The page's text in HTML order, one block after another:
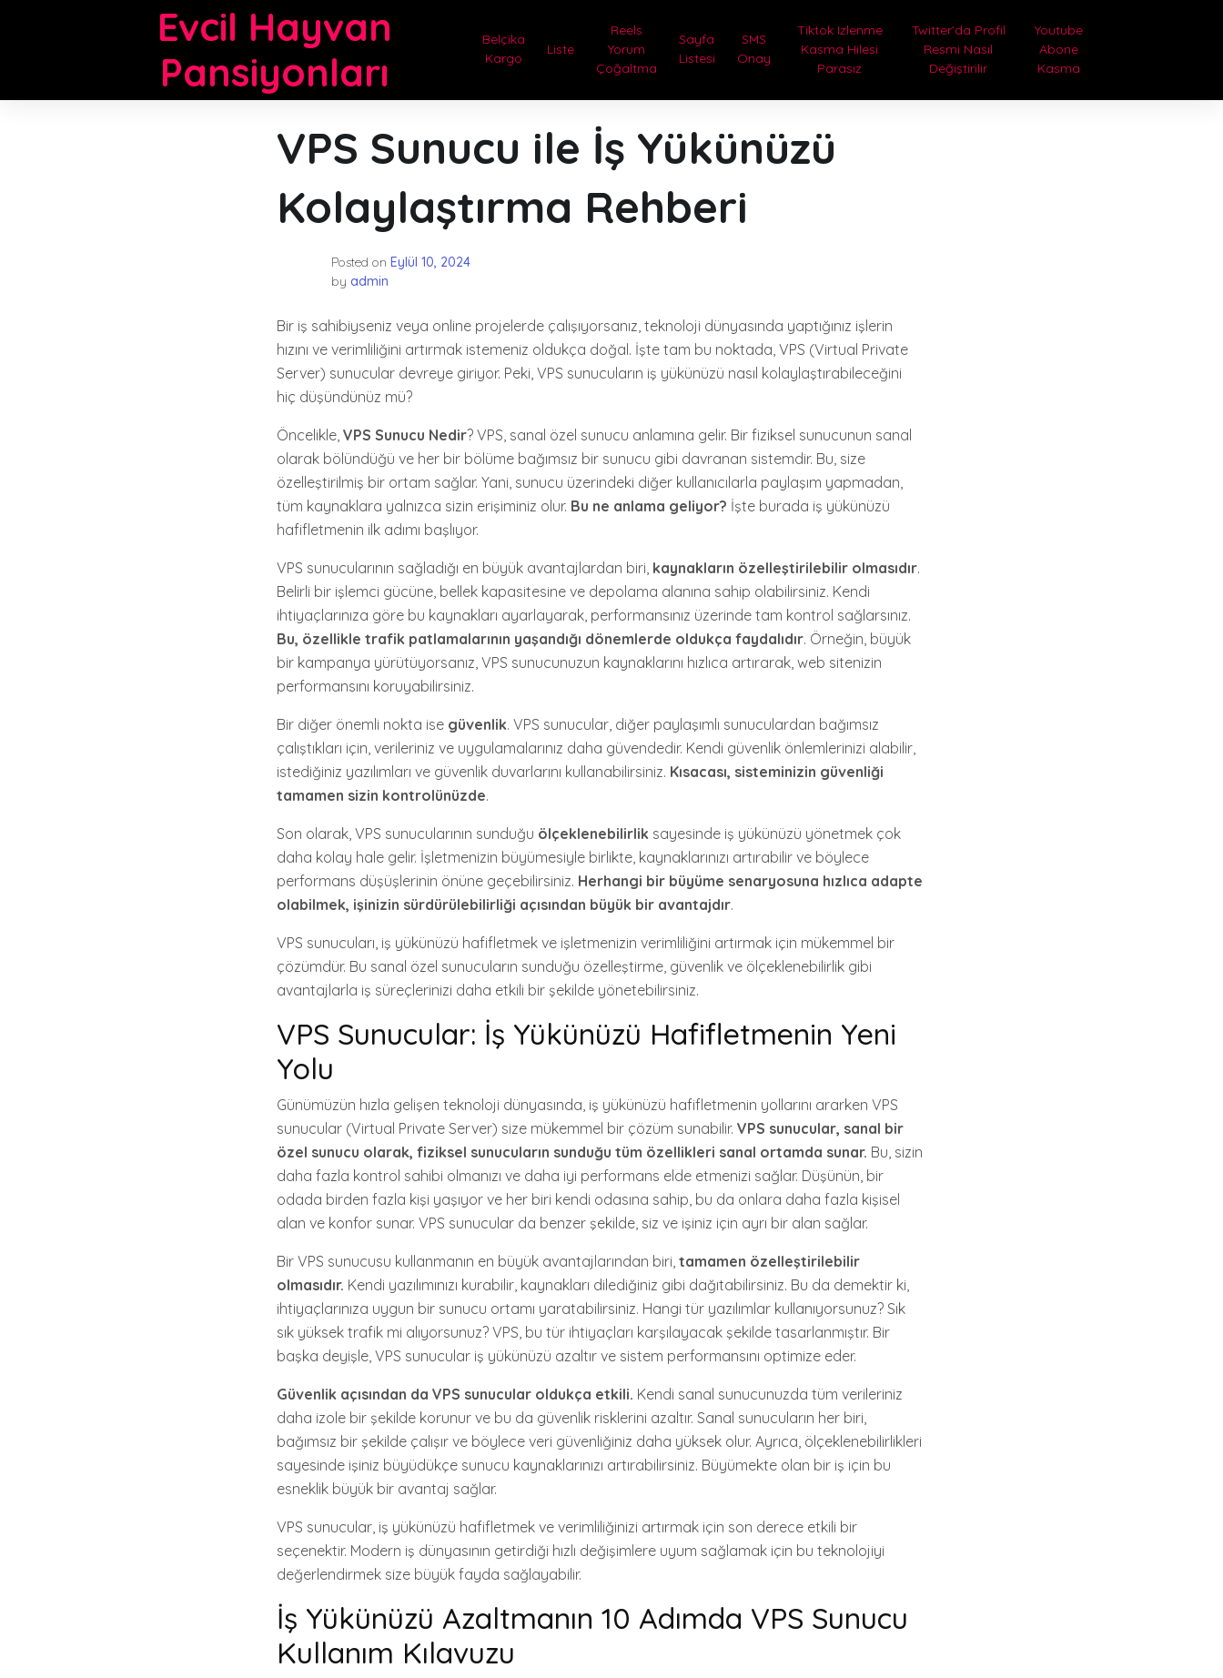
Evcil Hayvan
Pansiyonları
Belçika
Kargo
Liste
Reels
Yorum
Çoğaltma
Sayfa
Listesi
SMS
Onay
Tiktok Izlenme
Kasma Hilesi
Parasız
Twitter’da Profil
Resmi Nasıl
Değiştirilir
Youtube
Abone
Kasma
VPS Sunucu ile İş Yükünüzü
Kolaylaştırma Rehberi
Posted on Eylül 10, 2024
by admin
Bir iş sahibiyseniz veya online projelerde çalışıyorsanız, teknoloji dünyasında yaptığınız işlerin
hızını ve verimliliğini artırmak istemeniz oldukça doğal. İşte tam bu noktada, VPS (Virtual Private
Server) sunucular devreye giriyor. Peki, VPS sunucuların iş yükünüzü nasıl kolaylaştırabileceğini
hiç düşündünüz mü?
Öncelikle, VPS Sunucu Nedir? VPS, sanal özel sunucu anlamına gelir. Bir fiziksel sunucunun sanal
olarak bölündüğü ve her bir bölüme bağımsız bir sunucu gibi davranan sistemdir. Bu, size
özelleştirilmiş bir ortam sağlar. Yani, sunucu üzerindeki diğer kullanıcılarla paylaşım yapmadan,
tüm kaynaklara yalnızca sizin erişiminiz olur. Bu ne anlama geliyor? İşte burada iş yükünüzü
hafifletmenin ilk adımı başlıyor.
VPS sunucularının sağladığı en büyük avantajlardan biri, kaynakların özelleştirilebilir olmasıdır.
Belirli bir işlemci gücüne, bellek kapasitesine ve depolama alanına sahip olabilirsiniz. Kendi
ihtiyaçlarınıza göre bu kaynakları ayarlayarak, performansınız üzerinde tam kontrol sağlarsınız.
Bu, özellikle trafik patlamalarının yaşandığı dönemlerde oldukça faydalıdır. Örneğin, büyük
bir kampanya yürütüyorsanız, VPS sunucunuzun kaynaklarını hızlıca artırarak, web sitenizin
performansını koruyabilirsiniz.
Bir diğer önemli nokta ise güvenlik. VPS sunucular, diğer paylaşımlı sunuculardan bağımsız
çalıştıkları için, verileriniz ve uygulamalarınız daha güvendedir. Kendi güvenlik önlemlerinizi alabilir,
istediğiniz yazılımları ve güvenlik duvarlarını kullanabilirsiniz. Kısacası, sisteminizin güvenliği
tamamen sizin kontrolünüzde.
Son olarak, VPS sunucularının sunduğu ölçeklenebilirlik sayesinde iş yükünüzü yönetmek çok
daha kolay hale gelir. İşletmenizin büyümesiyle birlikte, kaynaklarınızı artırabilir ve böylece
performans düşüşlerinin önüne geçebilirsiniz. Herhangi bir büyüme senaryosuna hızlıca adapte
olabilmek, işinizin sürdürülebilirliği açısından büyük bir avantajdır.
VPS sunucuları, iş yükünüzü hafifletmek ve işletmenizin verimliliğini artırmak için mükemmel bir
çözümdür. Bu sanal özel sunucuların sunduğu özelleştirme, güvenlik ve ölçeklenebilirlik gibi
avantajlarla iş süreçlerinizi daha etkili bir şekilde yönetebilirsiniz.
VPS Sunucular: İş Yükünüzü Hafifletmenin Yeni
Yolu
Günümüzün hızla gelişen teknoloji dünyasında, iş yükünüzü hafifletmenin yollarını ararken VPS
sunucular (Virtual Private Server) size mükemmel bir çözüm sunabilir. VPS sunucular, sanal bir
özel sunucu olarak, fiziksel sunucuların sunduğu tüm özellikleri sanal ortamda sunar. Bu, sizin
daha fazla kontrol sahibi olmanızı ve daha iyi performans elde etmenizi sağlar. Düşünün, bir
odada birden fazla kişi yaşıyor ve her biri kendi odasına sahip, bu da onlara daha fazla kişisel
alan ve konfor sunar. VPS sunucular da benzer şekilde, siz ve işiniz için ayrı bir alan sağlar.
Bir VPS sunucusu kullanmanın en büyük avantajlarından biri, tamamen özelleştirilebilir
olmasıdır. Kendi yazılımınızı kurabilir, kaynakları dilediğiniz gibi dağıtabilirsiniz. Bu da demektir ki,
ihtiyaçlarınıza uygun bir sunucu ortamı yaratabilirsiniz. Hangi tür yazılımlar kullanıyorsunuz? Sık
sık yüksek trafik mi alıyorsunuz? VPS, bu tür ihtiyaçları karşılayacak şekilde tasarlanmıştır. Bir
başka deyişle, VPS sunucular iş yükünüzü azaltır ve sistem performansını optimize eder.
Güvenlik açısından da VPS sunucular oldukça etkili. Kendi sanal sunucunuzda tüm verileriniz
daha izole bir şekilde korunur ve bu da güvenlik risklerini azaltır. Sanal sunucuların her biri,
bağımsız bir şekilde çalışır ve böylece veri güvenliğiniz daha yüksek olur. Ayrıca, ölçeklenebilirlikleri
sayesinde işiniz büyüdükçe sunucu kaynaklarınızı artırabilirsiniz. Büyümekte olan bir iş için bu
esneklik büyük bir avantaj sağlar.
VPS sunucular, iş yükünüzü hafifletmek ve verimliliğinizi artırmak için son derece etkili bir
seçenektir. Modern iş dünyasının getirdiği hızlı değişimlere uyum sağlamak için bu teknolojiyi
değerlendirmek size büyük fayda sağlayabilir.
İş Yükünüzü Azaltmanın 10 Adımda VPS Sunucu
Kullanım Kılavuzu